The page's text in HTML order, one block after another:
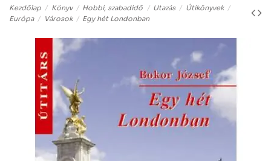
Kezdőlap Könyv Hobbi, szabadidő Utazás
Útikönyvek
Európa
Városok Egy hét Londonban